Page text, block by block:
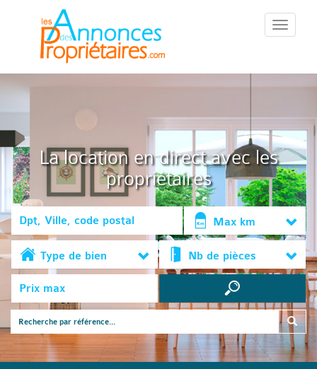
::Menu::
La location en direct avec les
propriétaires
Max km
Type de bien Nb de pièces